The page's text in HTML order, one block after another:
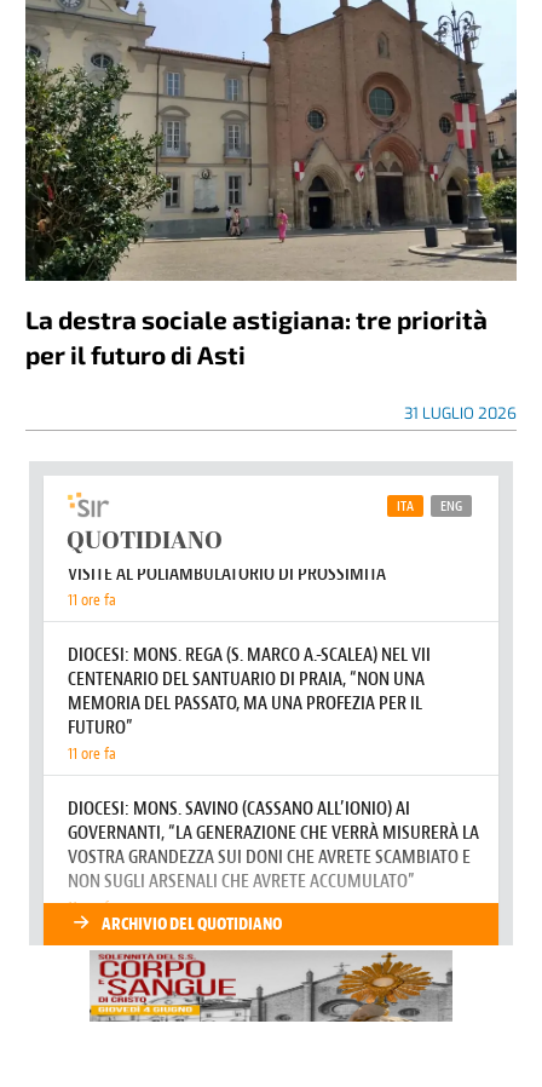
La destra sociale astigiana: tre priorità
per il futuro di Asti
31 LUGLIO 2026